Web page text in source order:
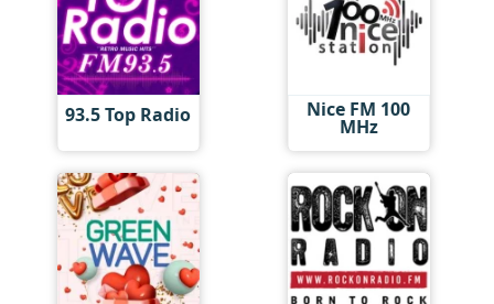
93.5 Top Radio Nice FM 100
MHz